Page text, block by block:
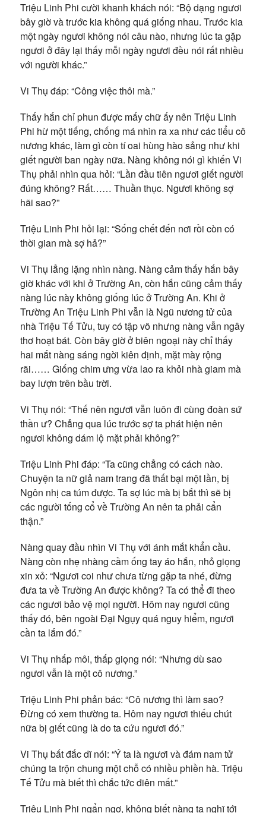
Triệu Linh Phi cười khanh khách nói: “Bộ dạng ngươi
bây giờ và trước kia không quá giống nhau. Trước kia
một ngày ngươi không nói câu nào, nhưng lúc ta gặp
ngươi ở đây lại thấy mỗi ngày ngươi đều nói rất nhiều
với người khác.”
Vi Thụ đáp: “Công việc thôi mà.”
Thấy hắn chỉ phun được mấy chữ ấy nên Triệu Linh
Phi hừ một tiếng, chống má nhìn ra xa như các tiểu cô
nương khác, làm gì còn tí oai hùng hào sảng như khi
giết người ban ngày nữa. Nàng không nói gì khiến Vi
Thụ phải nhìn qua hỏi: “Lần đầu tiên ngươi giết người
đúng không? Rất…… Thuần thục. Ngươi không sợ
hãi sao?”
Triệu Linh Phi hỏi lại: “Sống chết đến nơi rồi còn có
thời gian mà sợ hả?”
Vi Thụ lẳng lặng nhìn nàng. Nàng cảm thấy hắn bây
giờ khác với khi ở Trường An, còn hắn cũng cảm thấy
nàng lúc này không giống lúc ở Trường An. Khi ở
Trường An Triệu Linh Phi vẫn là Ngũ nương tử của
nhà Triệu Tế Tửu, tuy có tập võ nhưng nàng vẫn ngây
thơ hoạt bát. Còn bây giờ ở biên ngoại này chỉ thấy
hai mắt nàng sáng ngời kiên định, mặt mày rộng
rãi…… Giống chim ưng vừa lao ra khỏi nhà giam mà
bay lượn trên bầu trời.
Vi Thụ nói: “Thế nên ngươi vẫn luôn đi cùng đoàn sứ
thần ư? Chẳng qua lúc trước sợ ta phát hiện nên
ngươi không dám lộ mặt phải không?”
Triệu Linh Phi đáp: “Ta cũng chẳng có cách nào.
Chuyện ta nữ giả nam trang đã thất bại một lần, bị
Ngôn nhị ca túm được. Ta sợ lúc mà bị bắt thì sẽ bị
các người tống cổ về Trường An nên ta phải cẩn
thận.”
Nàng quay đầu nhìn Vi Thụ với ánh mắt khẩn cầu.
Nàng còn nhẹ nhàng cầm ống tay áo hắn, nhỏ giọng
xin xỏ: “Ngươi coi như chưa từng gặp ta nhé, đừng
đưa ta về Trường An được không? Ta có thể đi theo
các ngươi bảo vệ mọi người. Hôm nay ngươi cũng
thấy đó, bên ngoài Đại Ngụy quá nguy hiểm, ngươi
cần ta lắm đó.”
Vi Thụ nhấp môi, thấp giọng nói: “Nhưng dù sao
ngươi vẫn là một cô nương.”
Triệu Linh Phi phản bác: “Cô nương thì làm sao?
Đừng có xem thường ta. Hôm nay ngươi thiếu chút
nữa bị giết cũng là do ta cứu ngươi đó.”
Vi Thụ bất đắc dĩ nói: “Ý ta là ngươi và đám nam tử
chúng ta trộn chung một chỗ có nhiều phiền hà. Triệu
Tế Tửu mà biết thì chắc tức điên mất.”
Triệu Linh Phi ngẩn ngơ, không biết nàng ta nghĩ tới